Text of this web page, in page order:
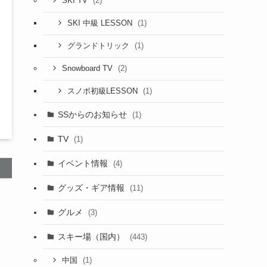
SKI 中級 LESSON (1)
グランドトリック (1)
Snowboard TV (2)
スノボ初級LESSON (1)
SSからのお知らせ (1)
TV (1)
イベント情報 (4)
グッズ・ギア情報 (11)
グルメ (3)
スキー場（国内） (443)
中国 (1)